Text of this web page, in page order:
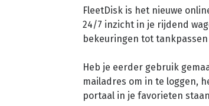
FleetDisk is het nieuwe
24/7 inzicht in je rijdend
bekeuringen tot
Heb je eerder gebruik
mailadres om in te loggen,
portaal in je favorieten